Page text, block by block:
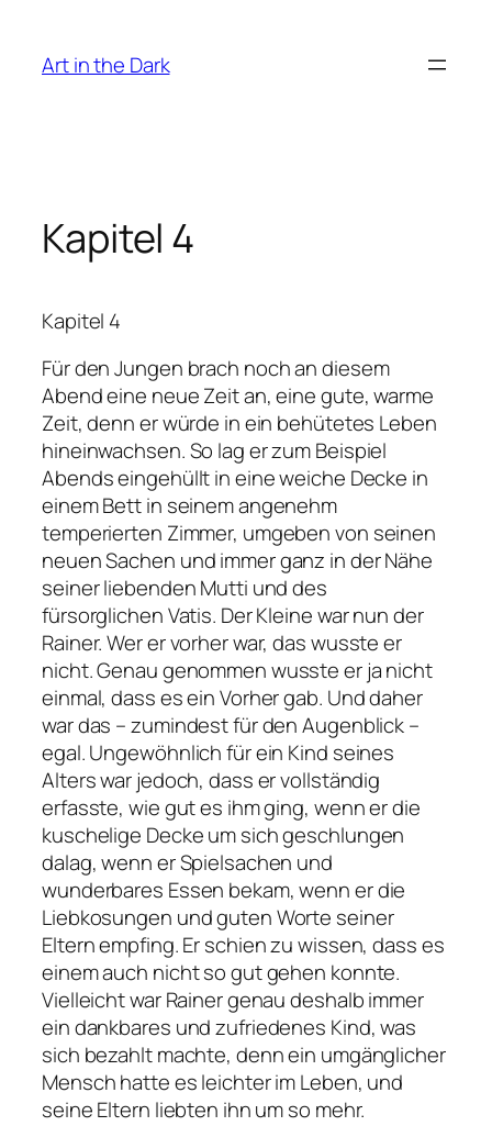
springen
Art in the Dark
Kapitel 4
Kapitel 4
Für den Jungen brach noch an diesem
Abend eine neue Zeit an, eine gute, warme
Zeit, denn er würde in ein behütetes Leben
hineinwachsen. So lag er zum Beispiel
Abends eingehüllt in eine weiche Decke in
einem Bett in seinem angenehm
temperierten Zimmer, umgeben von seinen
neuen Sachen und immer ganz in der Nähe
seiner liebenden Mutti und des
fürsorglichen Vatis. Der Kleine war nun der
Rainer. Wer er vorher war, das wusste er
nicht. Genau genommen wusste er ja nicht
einmal, dass es ein Vorher gab. Und daher
war das – zumindest für den Augenblick –
egal. Ungewöhnlich für ein Kind seines
Alters war jedoch, dass er vollständig
erfasste, wie gut es ihm ging, wenn er die
kuschelige Decke um sich geschlungen
dalag, wenn er Spielsachen und
wunderbares Essen bekam, wenn er die
Liebkosungen und guten Worte seiner
Eltern empfing. Er schien zu wissen, dass es
einem auch nicht so gut gehen konnte.
Vielleicht war Rainer genau deshalb immer
ein dankbares und zufriedenes Kind, was
sich bezahlt machte, denn ein umgänglicher
Mensch hatte es leichter im Leben, und
seine Eltern liebten ihn um so mehr.